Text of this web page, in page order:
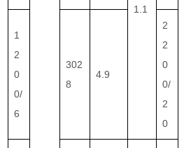
1.1
1
2
0
0/
6
302
8
4.9
2
2
0
0/
2
0